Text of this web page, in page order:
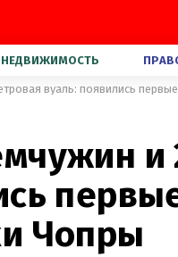
НЕДВИЖИМОСТЬ
и
Чопры